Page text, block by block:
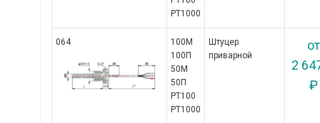
РТ1000
064
100М
100П
50М
50П
РТ100
РТ1000
Штуцер
приварной
от
2
₽